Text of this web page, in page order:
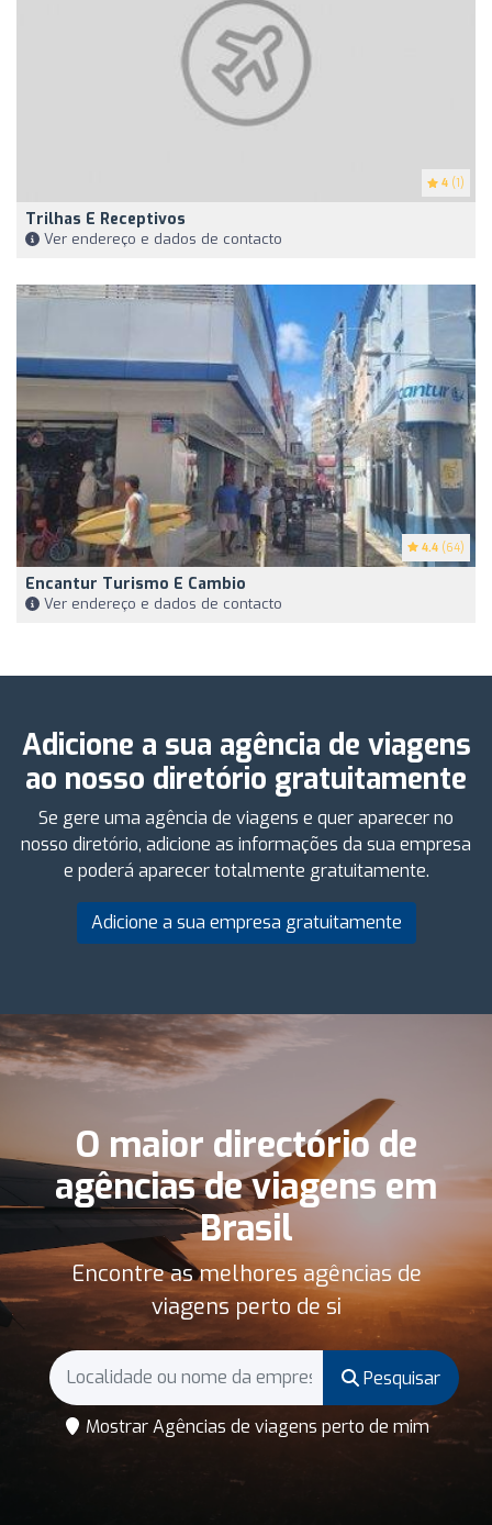
4 (1)
Trilhas E Receptivos
Ver endereço e dados de contacto
4.4 (64)
Encantur Turismo E Cambio
Ver endereço e dados de contacto
Adicione a sua agência de viagens
ao nosso diretório gratuitamente
Se gere uma agência de viagens e quer aparecer no
nosso diretório, adicione as informações da sua empresa
e poderá aparecer totalmente gratuitamente.
Adicione a sua empresa gratuitamente
O maior directório de
agências de viagens em
Brasil
Encontre as melhores agências de
viagens perto de si
Pesquisar
Mostrar Agências de viagens perto de mim